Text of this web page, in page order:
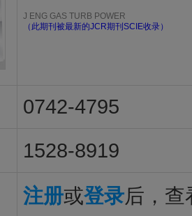
J ENG GAS TURB POWER
（此期刊被最新的JCR期刊SCIE收录）
0742-4795
1528-8919
注册或登录后，查